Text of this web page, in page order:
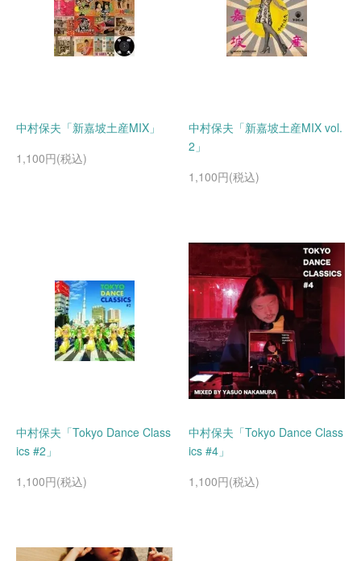
中村保夫「新嘉坡土産MIX」
1,100円(税込)
中村保夫「新嘉坡土産MIX vol.
2」
1,100円(税込)
中村保夫「Tokyo Dance Class
ics #2」
1,100円(税込)
中村保夫「Tokyo Dance Class
ics #4」
1,100円(税込)